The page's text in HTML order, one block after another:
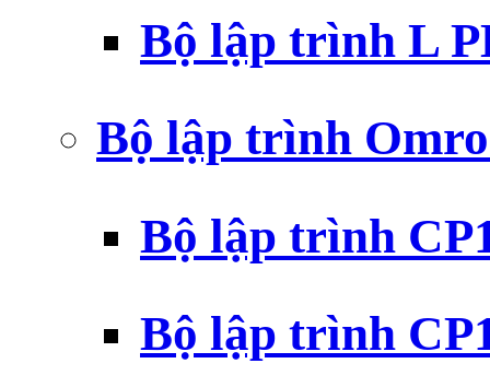
Bộ lập trình L
Bộ lập trình
Bộ lập trình
Bộ lập trình